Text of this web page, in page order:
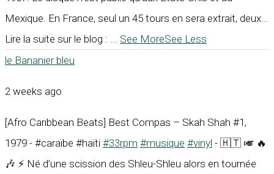
Mexique. En France, seul un 45 tours en sera extrait, deux...
Lire la suite sur le blog :
See MoreSee Less
le Bananier bleu
2 weeks ago
[Afro Caribbean Beats] Best Compas – Skah Shah #1,
1979 - #caraïbe #haïti #33rpm #musique #vinyl - 🇭🇹 🎺 🔥
🎶 ⚡ Né d’une scission des Shleu-Shleu alors en tournée